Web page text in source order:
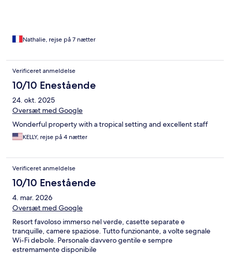
Nathalie, rejse på 7 nætter
Verificeret anmeldelse
10/10 Enestående
24. okt. 2025
Oversæt med Google
Wonderful property with a tropical setting and excellent staff
KELLY, rejse på 4 nætter
Verificeret anmeldelse
10/10 Enestående
4. mar. 2026
Oversæt med Google
Resort favoloso immerso nel verde, casette separate e
tranquille, camere spaziose. Tutto funzionante, a volte segnale
Wi-Fi debole. Personale davvero gentile e sempre
estremamente disponibile